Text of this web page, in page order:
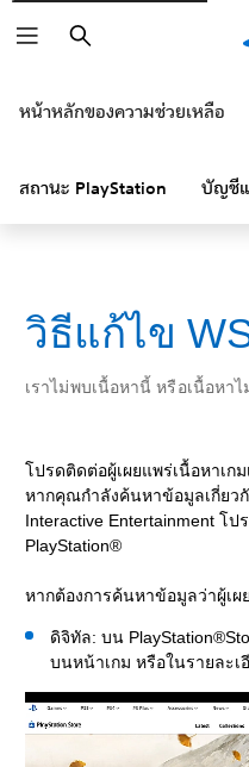
หน้าหลักของความช่วยเหลือ
สถานะ PlayStation บัญชีแ
วิธีแก้ไข
เราไม่พบเนื้อหานี้ หรือเนื้อห
โปรดติดต่อผู้เผยแพร่เนื้อหาเก
หากคุณกำลังค้นหาข้อมูลเกี่ยว
Interactive Entertainment โ
PlayStation®
หากต้องการค้นหาข้อมูลว่าผู้เผ
ดิจิทัล: บน
บนหน้าเกม หรือในรายละ